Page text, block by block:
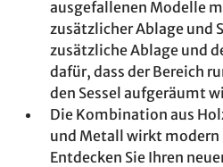
ausgefallenen Modelle
zusätzlicher Ablage und
zusätzliche Ablage und
dafür, dass der Bereich
den Sessel aufgeräumt
Die Kombination aus
und Metall wirkt modern
Entdecken Sie Ihren